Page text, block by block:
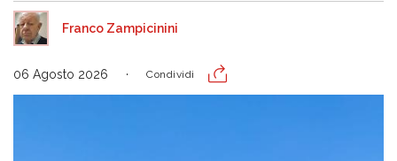
Franco Zampicinini
06 Agosto 2026 Condividi